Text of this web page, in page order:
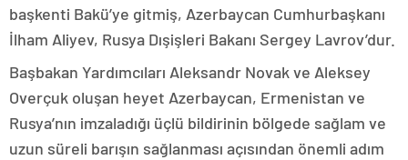
başkenti Bakü’ye gitmiş, Azerbaycan Cumhurbaşkanı
İlham Aliyev, Rusya Dışişleri Bakanı Sergey Lavrov’dur.
Başbakan Yardımcıları Aleksandr Novak ve Aleksey
Overçuk oluşan heyet Azerbaycan, Ermenistan ve
Rusya’nın imzaladığı üçlü bildirinin bölgede sağlam ve
uzun süreli barışın sağlanması açısından önemli adım